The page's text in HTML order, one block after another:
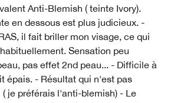
Anti-Blemish ( teinte Ivory).
en dessous est plus judicieux. -
il fait briller mon visage, ce qui
Sensation peu
pas effet 2nd peau... - Difficile à
épais. - Résultat qui n'est pas
je préférais l'anti-blemish) - Le